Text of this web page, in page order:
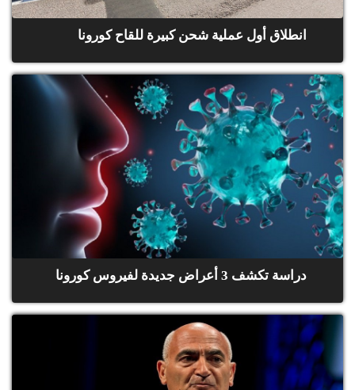
انطلاق أول عملية شحن كبيرة للقاح كورونا
دراسة تكشف 3 أعراض جديدة لفيروس كورونا